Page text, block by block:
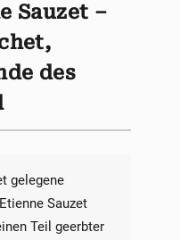
Sauzet –
des
gelegene
Sauzet
Teil geerbter